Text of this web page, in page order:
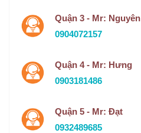
Quận 3 - Mr: Nguyên
0904072157
Quận 4 - Mr: Hưng
0903181486
Quận 5 - Mr: Đạt
0932489685